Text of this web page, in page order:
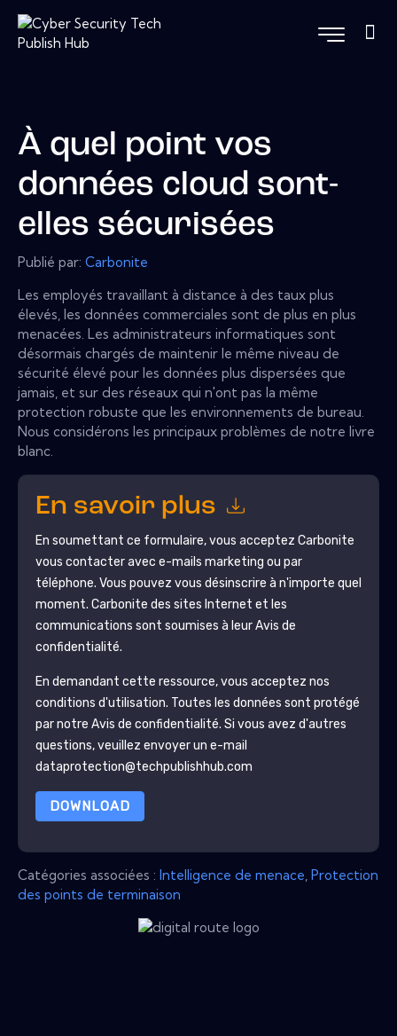
À quel point vos
données cloud sont-
elles sécurisées
Publié par: Carbonite
Les employés travaillant à distance à des taux plus
élevés, les données commerciales sont de plus en plus
menacées. Les administrateurs informatiques sont
désormais chargés de maintenir le même niveau de
sécurité élevé pour les données plus dispersées que
jamais, et sur des réseaux qui n'ont pas la même
protection robuste que les environnements de bureau.
Nous considérons les principaux problèmes de notre livre
blanc.
En savoir plus
En soumettant ce formulaire, vous acceptez Carbonite
vous contacter avec e-mails marketing ou par
téléphone. Vous pouvez vous désinscrire à n'importe quel
moment. Carbonite des sites Internet et les
communications sont soumises à leur Avis de
confidentialité.
En demandant cette ressource, vous acceptez nos
conditions d'utilisation. Toutes les données sont protégé
par notre Avis de confidentialité. Si vous avez d'autres
questions, veuillez envoyer un e-mail
dataprotection@techpublishhub.com
DOWNLOAD
Catégories associées : Intelligence de menace Protection
des points de terminaison